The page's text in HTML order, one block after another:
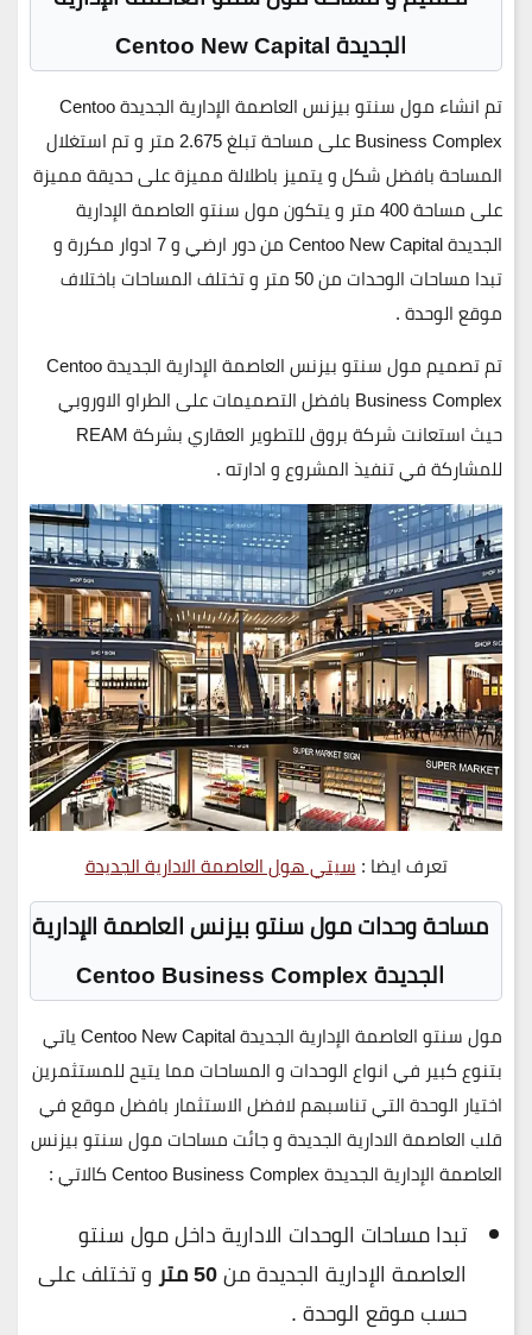
الجديدة Centoo New Capital
تم انشاء مول سنتو بيزنس العاصمة الإدارية الجديدة Centoo
Business Complex على مساحة تبلغ
2.675 متر
و تم استغلال
المساحة بافضل شكل و يتميز باطلالة مميزة على حديقة مميزة
على مساحة400 متر
و يتكون مول سنتو العاصمة الإدارية
الجديدة Centoo New Capital من دور ارضي و 7 ادوار مكررة و
تبدا مساحات الوحدات من 50 متر و تختلف المساحات باختلاف
موقع الوحدة .
تم تصميم مول سنتو بيزنس العاصمة الإدارية الجديدة Centoo
Business Complex بافضل التصميمات على الطراو الاوروبي
حيث استعانت شركة بروق للتطوير العقاري بشركة REAM
للمشاركة في تنفيذ المشروع و ادارته .
تعرف ايضا :سيتي هول العاصمة الادارية الجديدة
مساحة وحدات مول سنتو بيزنس العاصمة الإدارية
الجديدة Centoo Business Complex
مول سنتو العاصمة الإدارية الجديدة Centoo New Capital ياتي
بتنوع كبير في انواع الوحدات و المساحات مما يتيح للمستثمرين
اختيار الوحدة التي تناسبهم لافضل الاستثمار بافضل موقع في
قلب العاصمة الادارية الجديدة و جائت مساحات مول سنتو بيزنس
العاصمة الإدارية الجديدة Centoo Business Complex كالاتي :
تبدا مساحات الوحدات الادارية داخل مول سنتو
العاصمة الإدارية الجديدة من50 متر
و تختلف على
حسب موقع الوحدة .